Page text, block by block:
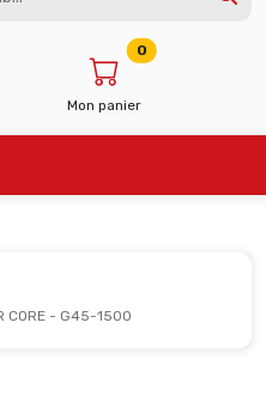
Mon panier
0
CORE - G45-1500